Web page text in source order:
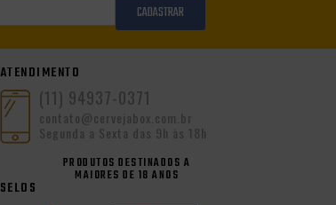
CADASTRAR
ATENDIMENTO
(11) 94937-0371
contato@cervejabox.com.br
Segunda a Sexta das 9h às 18h
PRODUTOS DESTINADOS A
MAIORES DE 18 ANOS
SELOS